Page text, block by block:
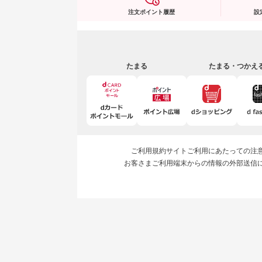
注文ポイント履歴 設
たまる たまる・つかえ
ご利用規約サイトご利用にあたっての注
お客さまご利用端末からの情報の外部送信